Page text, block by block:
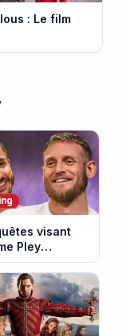
: Le film
visant
Pley
Ragnar Le
quitter la
Legend